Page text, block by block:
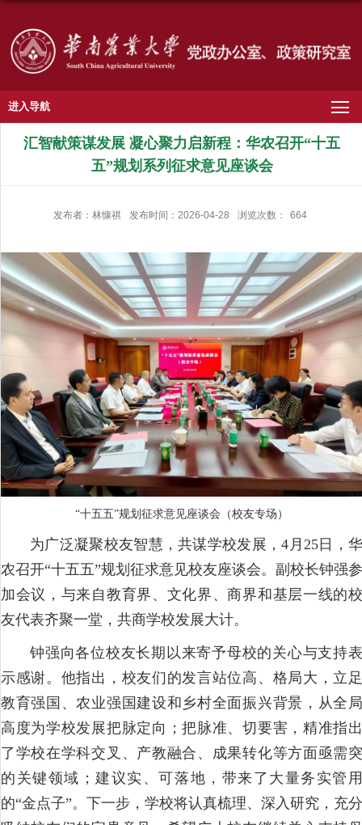
进入导航
汇智献策谋发展 凝心聚力启新程：华农召开“十五
五”规划系列征求意见座谈会
发布者：林慷祺 发布时间：2026-04-28 浏览次数： 664
“十五五”规划征求意见座谈会（校友专场）
为广泛凝聚校友智慧，共谋学校发展，4月25日，华
农召开“十五五”规划征求意见校友座谈会。副校长钟强参
加会议， 与来自教育界、文化界、商界和基层一线的
友代表齐聚一堂， 共商学校发展大计。
钟强向各位校友长期以来寄予母校的关心与支持表
示感谢。他指出，校友们的发言站位高、格局大，立足
教育强国、农业强国建设和乡村全面振兴背景，从全局
高度为学校发展把脉定向；把脉准、切要害，精准指出
了学校在学科交叉、产教融合、成果转化等方面亟需突
的关键领域；建议实、可落地，带来了大量务实管用
的“金点子”。下一步，学校将认真梳理、深入研究，充分